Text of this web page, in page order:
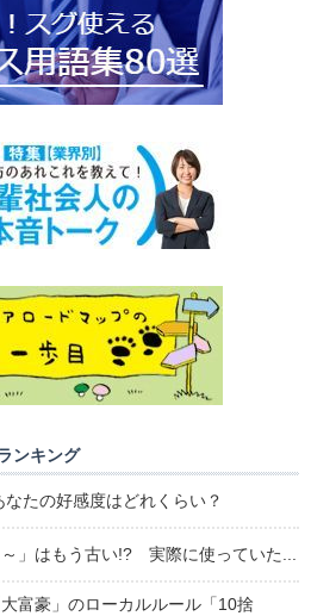
ンキング
なたの好感度はどれくらい？
～」はもう古い!? 実際に使っていた...
富豪」のローカルルール「10捨